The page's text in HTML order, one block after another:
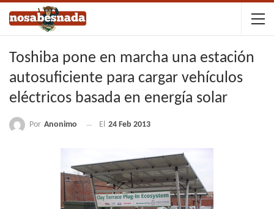
Toshiba pone en marcha una estación
autosuficiente para cargar vehículos
eléctricos basada en energía solar
Por Anonimo El 24 Feb 2013